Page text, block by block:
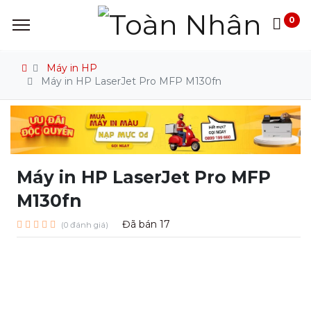
0
Máy in HP
Máy in HP LaserJet Pro MFP M130fn
Máy in HP LaserJet Pro MFP
M130fn
(0 đánh giá) Đã bán 17